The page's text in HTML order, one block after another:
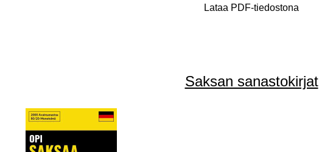
Lataa PDF-tiedostona
Saksan sanastokirjat